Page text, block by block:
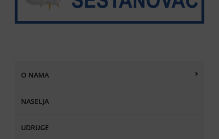
O NAMA
NASELJA
UDRUGE